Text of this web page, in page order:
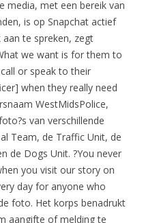
media, met een bereik van
is op Snapchat actief
te spreken, zegt
we want is for them to
or speak to their
when they really need
WestMidsPolice,
van verschillende
Team, de Traffic Unit, de
de Dogs Unit. ?You never
you visit our story on
day for anyone who
foto. Het korps benadrukt
aangifte of melding te